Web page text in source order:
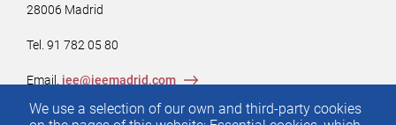
We use a selection of our own and third-party cookies
28006 Madrid
Tel. 91 782 05 80
Email. iee@ieemadrid.com
Menú
Contacto